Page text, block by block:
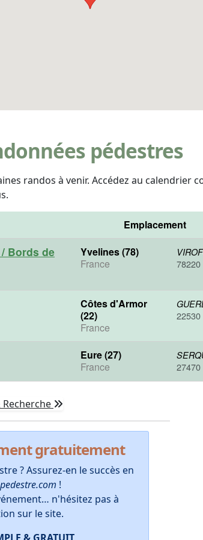
pédestres
randos à venir. Accédez au calendrier
Emplacement
Bords de
Yvelines (78)
France
78220
Côtes d'Armor
(22)
France
22530
Eure (27)
France
27470
gratuitement
? Assurez-en le succès en
!
n'hésitez pas à
sur le site.